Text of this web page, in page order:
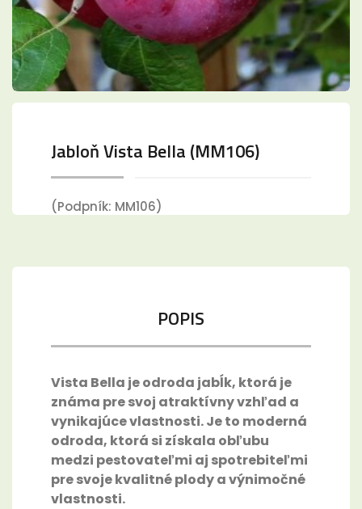
Jabloň Vista Bella (MM106)
(Podpník: MM106)
POPIS
Vista Bella je odroda jabĺk, ktorá je
známa pre svoj atraktívny vzhľad a
vynikajúce vlastnosti. Je to moderná
odroda, ktorá si získala obľubu
medzi pestovateľmi aj spotrebiteľmi
pre svoje kvalitné plody a výnimočné
vlastnosti.